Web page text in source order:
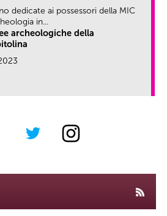
dedicate ai possessori della MIC
in...
archeologiche della